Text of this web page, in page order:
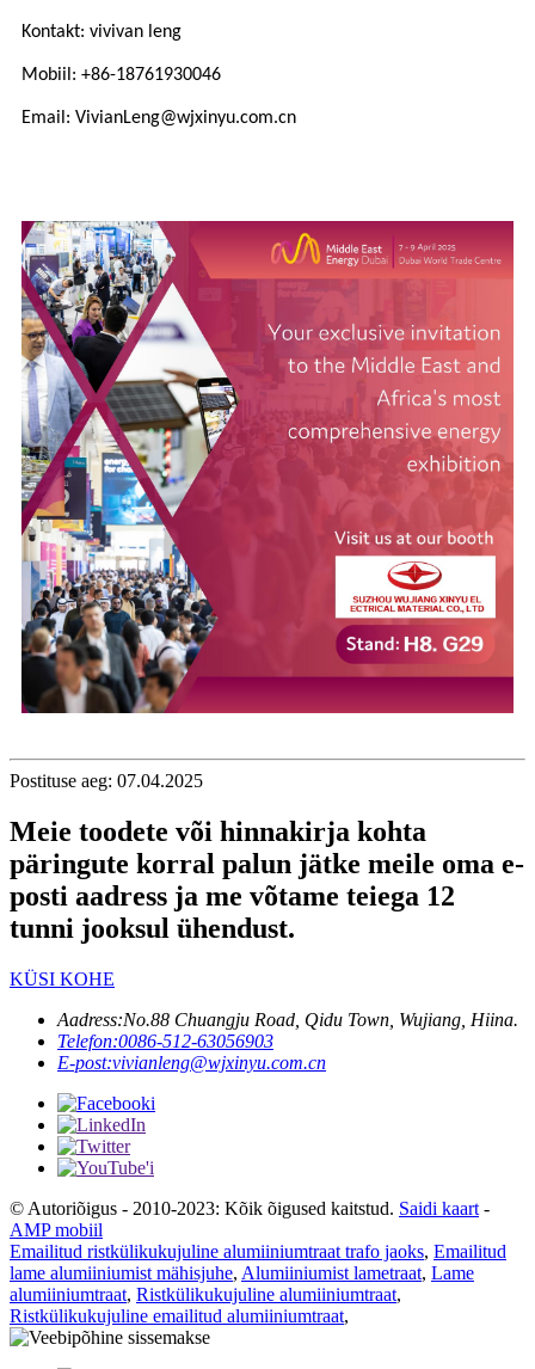
Kontakt: vivivan leng
Mobiil: +86-18761930046
Email: VivianLeng@wjxinyu.com.cn
Postituse aeg: 07.04.2025
Meie toodete või hinnakirja kohta
päringute korral palun jätke meile oma e-
posti aadress ja me võtame teiega 12
tunni jooksul ühendust.
KÜSI KOHE
Aadress:No.88 Chuangju Road, Qidu Town, Wujiang, Hiina.
Telefon:0086-512-63056903
E-post:vivianleng@wjxinyu.com.cn
© Autoriõigus - 2010-2023: Kõik õigused kaitstud. Saidi kaart -
AMP mobiil
Emailitud ristkülikukujuline alumiiniumtraat trafo jaoks, Emailitud
lame alumiiniumist mähisjuhe, Alumiiniumist lametraat, Lame
alumiiniumtraat, Ristkülikukujuline alumiiniumtraat,
Ristkülikukujuline emailitud alumiiniumtraat,